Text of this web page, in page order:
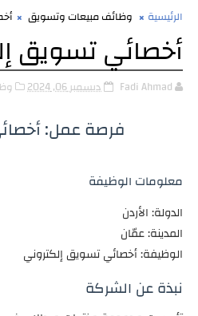
الرئيسية وظائف مبيعات وتسويق
أخصائي تسويق
Fadi Ahmad ديسمبر 06, 2024
فرصة عمل:
معلومات الوظيفة
الدولة: الأردن
المدينة: عمّان
الوظيفة: أخصائي تسويق إلكتروني
نبذة عن الشركة